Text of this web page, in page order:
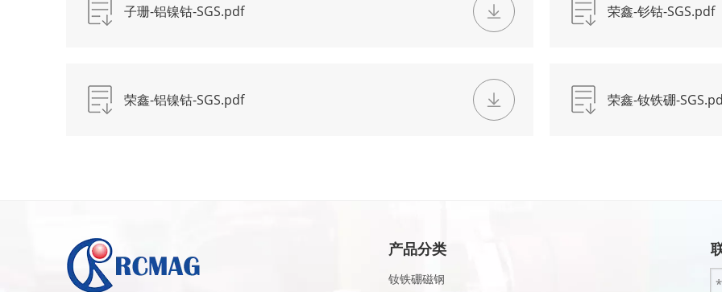
子珊-铝镍钴-SGS.pdf 荣鑫-钐钴-SGS.pdf
荣鑫-铝镍钴-SGS.pdf 荣鑫-钕铁硼-
产品分类
钕铁硼磁钢